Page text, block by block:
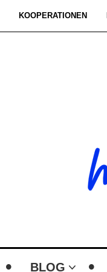
KOOPERATIONEN
BLOG